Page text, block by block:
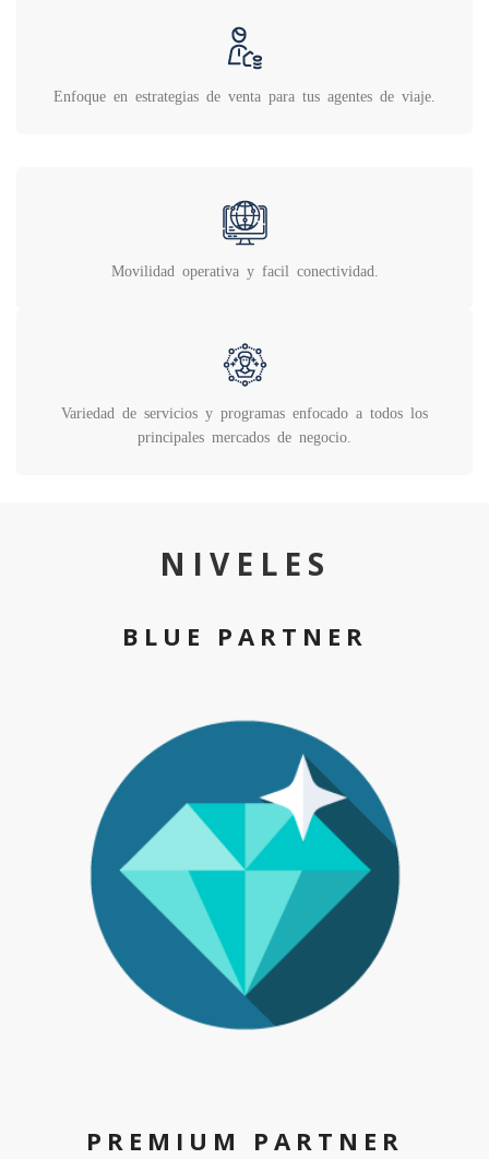
Enfoque en estrategias de venta para tus agentes de viaje.
Movilidad operativa y facil conectividad.
Variedad de servicios y programas enfocado a todos los
principales mercados de negocio.
NIVELES
BLUE PARTNER
PREMIUM PARTNER